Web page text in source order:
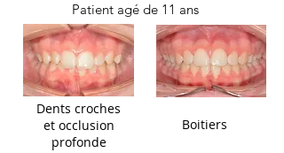
Patient agé de 11 ans
Dents croches
et occlusion
profonde
Boitiers